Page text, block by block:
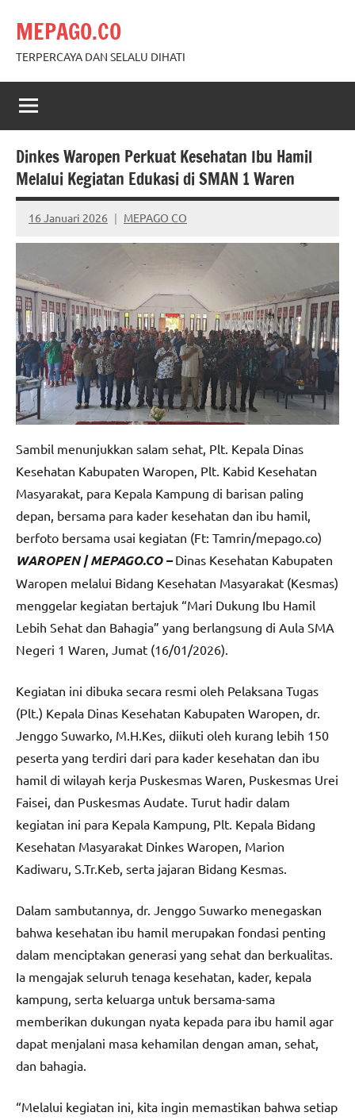
content
MEPAGO.CO
TERPERCAYA DAN SELALU DIHATI
Dinkes Waropen Perkuat Kesehatan Ibu Hamil
Melalui Kegiatan Edukasi di SMAN 1 Waren
16 Januari 2026 MEPAGO CO
No
comments
Sambil menunjukkan salam sehat, Plt. Kepala Dinas
Kesehatan Kabupaten Waropen, Plt. Kabid Kesehatan
Masyarakat, para Kepala Kampung di barisan paling
depan, bersama para kader kesehatan dan ibu hamil,
berfoto bersama usai kegiatan (Ft: Tamrin/mepago.co)
WAROPEN | MEPAGO.CO – Dinas Kesehatan Kabupaten
Waropen melalui Bidang Kesehatan Masyarakat (Kesmas)
menggelar kegiatan bertajuk “Mari Dukung Ibu Hamil
Lebih Sehat dan Bahagia” yang berlangsung di Aula SMA
Negeri 1 Waren, Jumat (16/01/2026).
Kegiatan ini dibuka secara resmi oleh Pelaksana Tugas
(Plt.) Kepala Dinas Kesehatan Kabupaten Waropen, dr.
Jenggo Suwarko, M.H.Kes, diikuti oleh kurang lebih 150
peserta yang terdiri dari para kader kesehatan dan ibu
hamil di wilayah kerja Puskesmas Waren, Puskesmas Urei
Faisei, dan Puskesmas Audate. Turut hadir dalam
kegiatan ini para Kepala Kampung, Plt. Kepala Bidang
Kesehatan Masyarakat Dinkes Waropen, Marion
Kadiwaru, S.Tr.Keb, serta jajaran Bidang Kesmas.
Dalam sambutannya, dr. Jenggo Suwarko menegaskan
bahwa kesehatan ibu hamil merupakan fondasi penting
dalam menciptakan generasi yang sehat dan berkualitas.
Ia mengajak seluruh tenaga kesehatan, kader, kepala
kampung, serta keluarga untuk bersama-sama
memberikan dukungan nyata kepada para ibu hamil agar
dapat menjalani masa kehamilan dengan aman, sehat,
dan bahagia.
“Melalui kegiatan ini, kita ingin memastikan bahwa setiap